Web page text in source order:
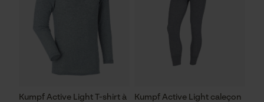
Kumpf Active Light T-shirt à
Kumpf Active Light caleçon